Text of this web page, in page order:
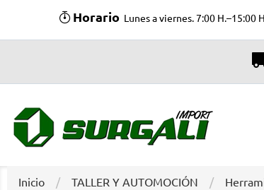
Horario Lunes a viernes. 7:00 H.–15:00
Inicio TALLER Y AUTOMOCIÓN